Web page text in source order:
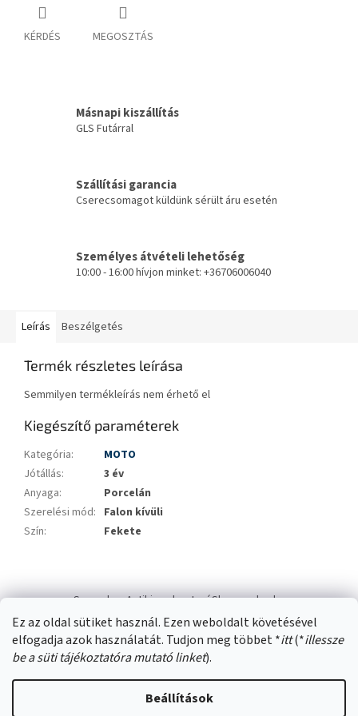
Ez az oldal sütiket használ. Ezen weboldalt követésével
elfogadja azok használatát. Tudjon meg többet *itt(*illessze
be a süti tájékoztatóra mutató linket).
Beállítások
KÉRDÉS MEGOSZTÁS
Másnapi kiszállítás
GLS Futárral
Szállítási garancia
Cserecsomagot küldünk sérült áru esetén
Személyes átvételi lehetőség
10:00 - 16:00 hívjon minket: +36706006040
Leírás Beszélgetés
Termék részletes leírása
Semmilyen termékleírás nem érhető el
Kiegészítő paraméterek
Kategória:
MOTO
Jótállás:
3 év
Anyaga:
Porcelán
Szerelési mód: Falon kívüli
Szín: Fekete
á
Swana.hu Antikizzo.hu IzzóShop solyo.hu
Shoptet készítette